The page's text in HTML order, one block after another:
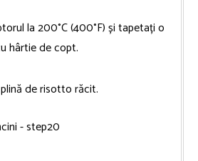
la 200°C (400°F) și tapetați o
hârtie de copt.
de risotto răcit.